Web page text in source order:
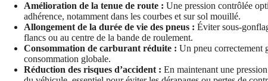
Amélioration de la tenue de route : Une pression contrôlée
adhérence, notamment dans les courbes et sur sol mouillé.
Allongement de la durée de vie des pneus : Éviter sous-
flancs ou au centre de la bande de roulement.
Consommation de carburant réduite : Un pneu correctement
consommation globale.
Réduction des risques d’accident : En maintenant une